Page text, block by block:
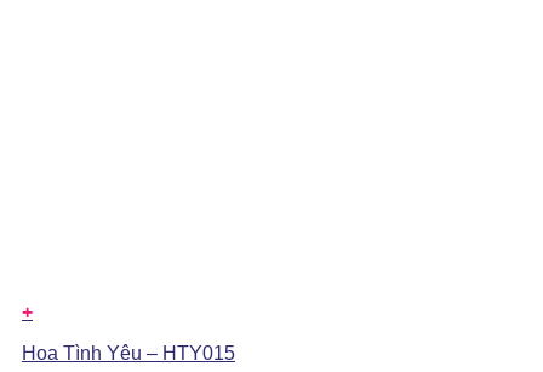
+
Hoa Tình Yêu – HTY015